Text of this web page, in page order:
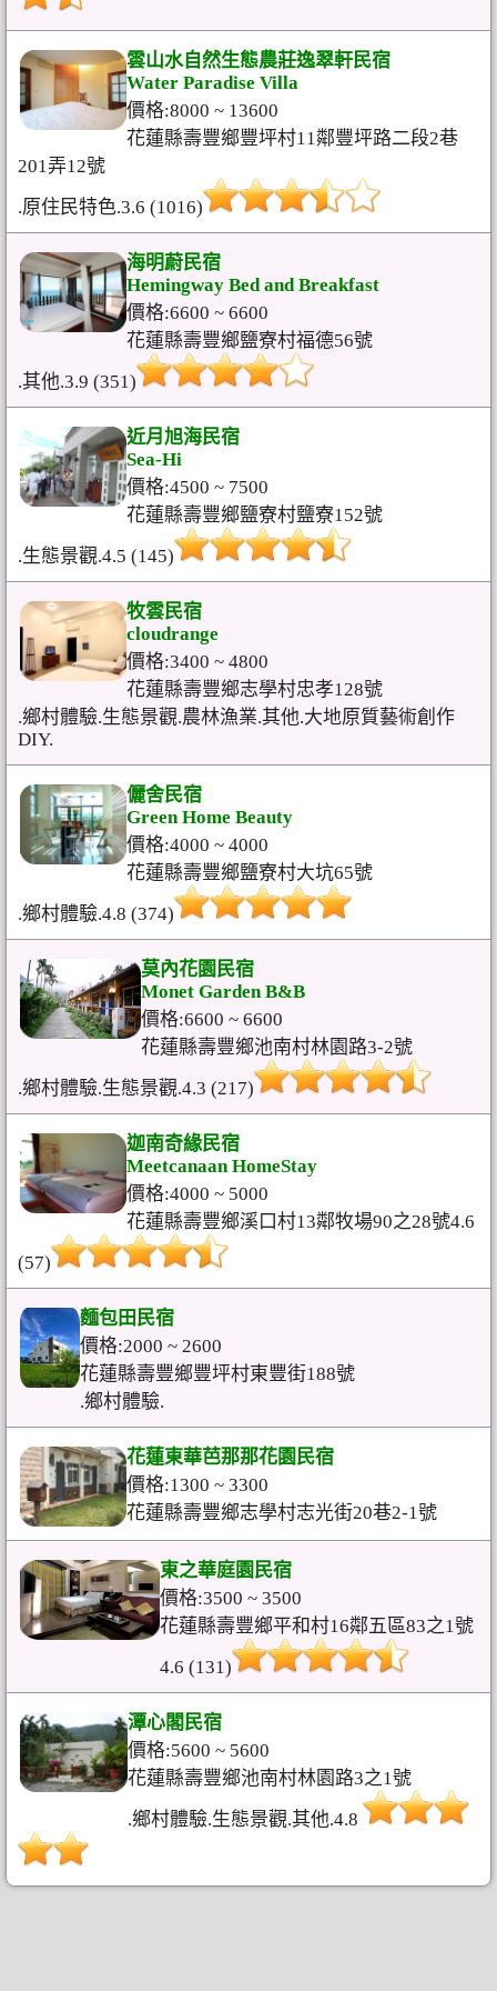
雲山水自然生態農莊逸翠軒民宿
Water Paradise Villa
價格:8000 ~ 13600
花蓮縣壽豐鄉豐坪村11鄰豐坪路二段2巷
201弄12號
.原住民特色.3.6 (1016)
海明蔚民宿
Hemingway Bed and Breakfast
價格:6600 ~ 6600
花蓮縣壽豐鄉鹽寮村福德56號
.其他.3.9 (351)
近月旭海民宿
Sea-Hi
價格:4500 ~ 7500
花蓮縣壽豐鄉鹽寮村鹽寮152號
.生態景觀.4.5 (145)
牧雲民宿
cloudrange
價格:3400 ~ 4800
花蓮縣壽豐鄉志學村忠孝128號
.鄉村體驗.生態景觀.農林漁業.其他.大地原質藝術創作
DIY.
儷舍民宿
Green Home Beauty
價格:4000 ~ 4000
花蓮縣壽豐鄉鹽寮村大坑65號
.鄉村體驗.4.8 (374)
莫內花園民宿
Monet Garden B&B
價格:6600 ~ 6600
花蓮縣壽豐鄉池南村林園路3-2號
.鄉村體驗.生態景觀.4.3 (217)
迦南奇緣民宿
Meetcanaan HomeStay
價格:4000 ~ 5000
花蓮縣壽豐鄉溪口村13鄰牧場90之28號4.6
(57)
麵包田民宿
價格:2000 ~ 2600
花蓮縣壽豐鄉豐坪村東豐街188號
.鄉村體驗.
花蓮東華芭那那花園民宿
價格:1300 ~ 3300
花蓮縣壽豐鄉志學村志光街20巷2-1號
東之華庭園民宿
價格:3500 ~ 3500
花蓮縣壽豐鄉平和村16鄰五區83之1號
4.6 (131)
潭心閣民宿
價格:5600 ~ 5600
花蓮縣壽豐鄉池南村林園路3之1號
.鄉村體驗.生態景觀.其他.4.8